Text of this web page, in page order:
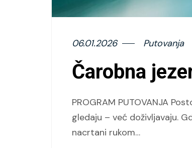
06.01.2026 Putovanja
Čarobna
PROGRAM PUTOVANJA
gledaju – već doživljavaju.
nacrtani rukom…